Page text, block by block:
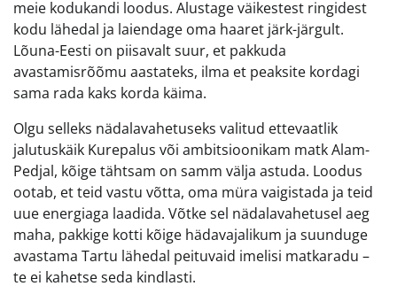
meie kodukandi loodus. Alustage väikestest ringidest
kodu lähedal ja laiendage oma haaret järk-järgult.
Lõuna-Eesti on piisavalt suur, et pakkuda
avastamisrõõmu aastateks, ilma et peaksite kordagi
sama rada kaks korda käima.
Olgu selleks nädalavahetuseks valitud ettevaatlik
jalutuskäik Kurepalus või ambitsioonikam matk Alam-
Pedjal, kõige tähtsam on samm välja astuda. Loodus
ootab, et teid vastu võtta, oma müra vaigistada ja teid
uue energiaga laadida. Võtke sel nädalavahetusel aeg
maha, pakkige kotti kõige hädavajalikum ja suunduge
avastama Tartu lähedal peituvaid imelisi matkaradu –
te ei kahetse seda kindlasti.